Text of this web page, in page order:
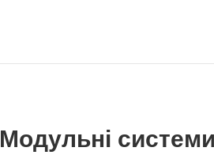
Модульні